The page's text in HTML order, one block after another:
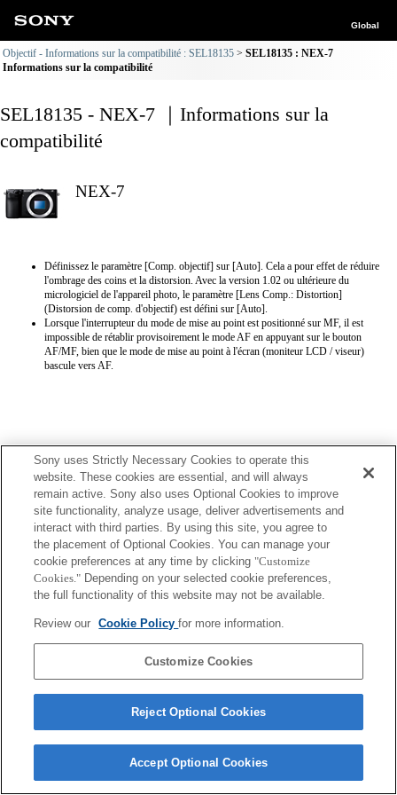
Global
Objectif - Informations sur la compatibilité : SEL18135
SEL18135 : NEX-7
Informations sur la compatibilité
SEL18135 - NEX-7 ｜Informations sur la
compatibilité
NEX-7
Définissez le paramètre [Comp. objectif] sur [Auto]. Cela a pour effet de réduire
l'ombrage des coins et la distorsion. Avec la version 1.02 ou ultérieure du
micrologiciel de l'appareil photo, le paramètre [Lens Comp.: Distortion]
(Distorsion de comp. d'objectif) est défini sur [Auto].
Lorsque l'interrupteur du mode de mise au point est positionné sur MF, il est
impossible de rétablir provisoirement le mode AF en appuyant sur le bouton
AF/MF, bien que le mode de mise au point à l'écran (moniteur LCD / viseur)
bascule vers AF.
Terms of Use Contact Us
Copyright 2026 Sony Corporation
Sony uses Strictly Necessary Cookies to operate this
website. These cookies are essential, and will always
remain active. Sony also uses Optional Cookies to improve
site functionality, analyze usage, deliver advertisements and
interact with third parties. By using this site, you agree to
the placement of Optional Cookies. You can manage your
cookie preferences at any time by clicking "Customize
Cookies." Depending on your selected cookie preferences,
the full functionality of this website may not be available.
Review our Cookie Policyfor more information.
Customize Cookies
Reject Optional Cookies
Accept Optional Cookies